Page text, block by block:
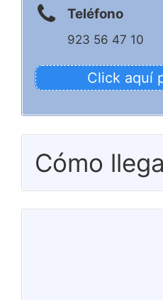
Teléfono
923 56 47 10
Click aquí
Cómo